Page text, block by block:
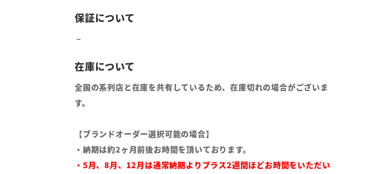
全国の系列店と在庫を共有しているため、在庫切れの場合がございま
す。
【ブランドオーダー選択可能の場合】
・納期は約2ヶ月前後お時間を頂いております。
・5月、8月、12月は通常納期よりプラス2週間ほどお時間をいただい